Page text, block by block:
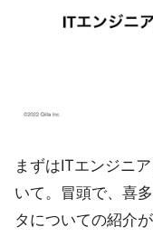
まずはITエンジニ
いて。冒頭で、喜
タについての紹介